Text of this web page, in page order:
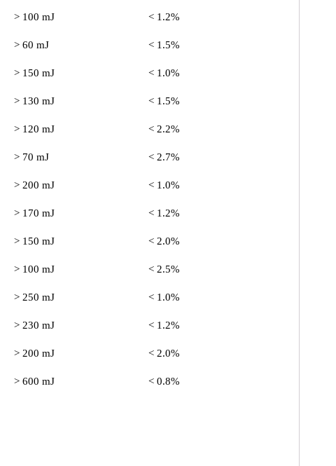
> 100 mJ < 1.2%
> 60 mJ < 1.5%
> 150 mJ < 1.0%
> 130 mJ < 1.5%
> 120 mJ < 2.2%
> 70 mJ < 2.7%
> 200 mJ < 1.0%
> 170 mJ < 1.2%
> 150 mJ < 2.0%
> 100 mJ < 2.5%
> 250 mJ < 1.0%
> 230 mJ < 1.2%
> 200 mJ < 2.0%
> 600 mJ < 0.8%